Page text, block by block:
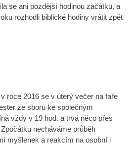
se ani pozdější hodinou začátku, a
rozhodli biblické hodiny vrátit zpět
roce 2016 se v úterý večer na faře
ze sboru ke společným
vždy v 19 hod. a trvá něco přes
necháváme průběh
myšlenek a reakcím na osobní i